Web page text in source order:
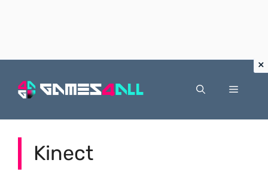
Menu
Kinect